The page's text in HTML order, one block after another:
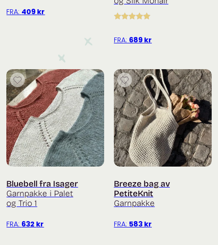
FRA: 409 kr
av 5
FRA: 689 kr
Bluebell fra Isager
Garnpakke i Palet
og Trio 1
FRA: 632 kr
Breeze bag av
PetiteKnit
Garnpakke
FRA: 583 kr